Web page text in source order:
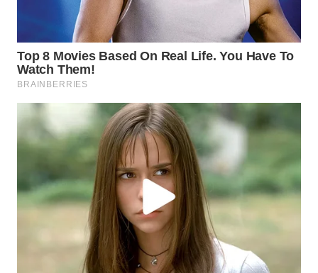
WN
BOROBUDUR
WN
MADURA
WN